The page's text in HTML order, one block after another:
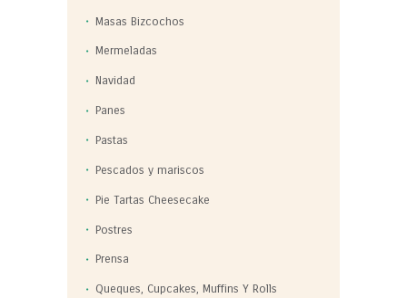
Masas Bizcochos
Mermeladas
Navidad
Panes
Pastas
Pescados y mariscos
Pie Tartas Cheesecake
Postres
Prensa
Queques, Cupcakes, Muffins Y Rolls